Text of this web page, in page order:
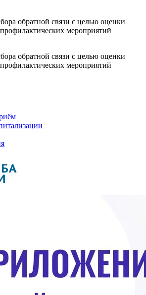
обратной связи с целью оценки
мероприятий
обратной связи с целью оценки
мероприятий